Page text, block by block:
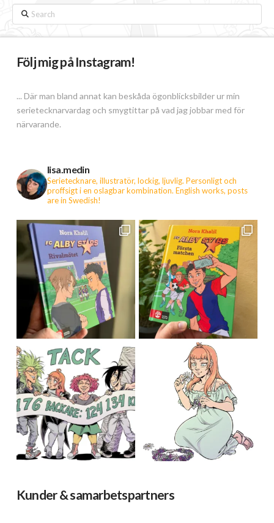
Search
Följ mig på Instagram!
... Där man bland annat kan beskåda ögonblicksbilder ur min
serietecknarvardag och smygtittar på vad jag jobbar med för
närvarande.
lisa.medin
Serietecknare, illustratör, lockig, ljuvlig. Personligt och
proffsigt i en oslagbar kombination. English works, posts
are in Swedish!
Kunder & samarbetspartners